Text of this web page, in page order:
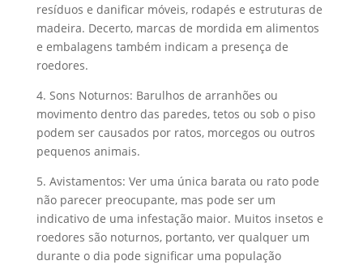
resíduos e danificar móveis, rodapés e estruturas de
madeira. Decerto, marcas de mordida em alimentos
e embalagens também indicam a presença de
roedores.
4. Sons Noturnos: Barulhos de arranhões ou
movimento dentro das paredes, tetos ou sob o piso
podem ser causados por ratos, morcegos ou outros
pequenos animais.
5. Avistamentos: Ver uma única barata ou rato pode
não parecer preocupante, mas pode ser um
indicativo de uma infestação maior. Muitos insetos e
roedores são noturnos, portanto, ver qualquer um
durante o dia pode significar uma população